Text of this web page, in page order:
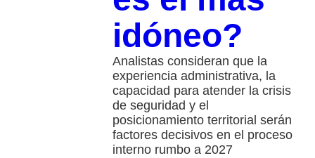
idóneo?
Analistas consideran que la
experiencia administrativa, la
capacidad para atender la crisis
de seguridad y el
posicionamiento territorial serán
factores decisivos en el proceso
interno rumbo a 2027